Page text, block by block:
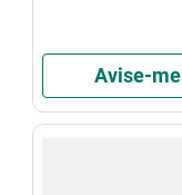
Avise-me